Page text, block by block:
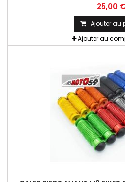
25,00 €
Ajouter au
Ajouter au